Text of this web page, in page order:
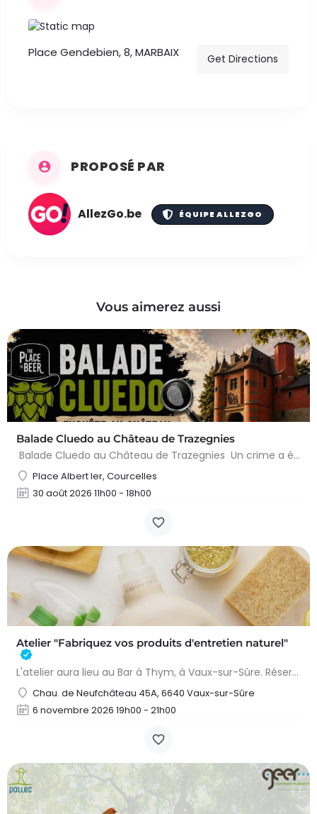
Place Gendebien, 8, MARBAIX Get Directions
PROPOSÉ PAR
AllezGo.be ÉQUIPE ALLEZGO
Vous aimerez aussi
Balade Cluedo au Château de Trazegnies
Balade Cluedo au Château de Trazegnies Un crime a été commis au Château de Trazegnies… À vous de résoudre…
Place Albert Ier, Courcelles
30 août 2026 11h00 - 18h00
Atelier "Fabriquez vos produits d'entretien naturel"
L'atelier aura lieu au Bar à Thym, à Vaux-sur-Sûre. Réservation :
Chau. de Neufchâteau 45A, 6640 Vaux-sur-Sûre
6 novembre 2026 19h00 - 21h00